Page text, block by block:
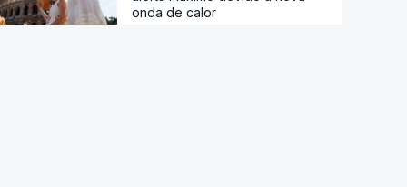
"gradual e irregular"